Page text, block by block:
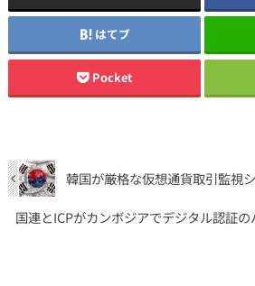
はてブ
Pocket
韓国が厳格な仮想通貨取引監視
国連とICPがカンボジアでデジタル認証